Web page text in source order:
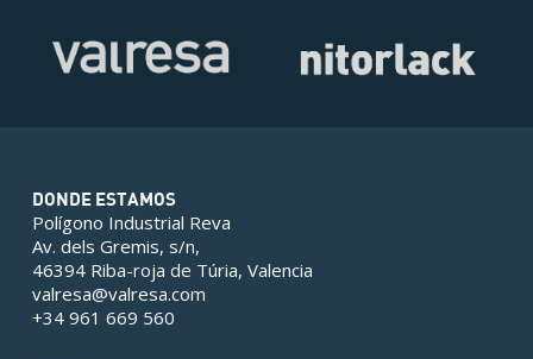
DONDE ESTAMOS
Polígono Industrial Reva
Av. dels Gremis, s/n,
46394 Riba-roja de Túria, Valencia
valresa@valresa.com
+34 961 669 560